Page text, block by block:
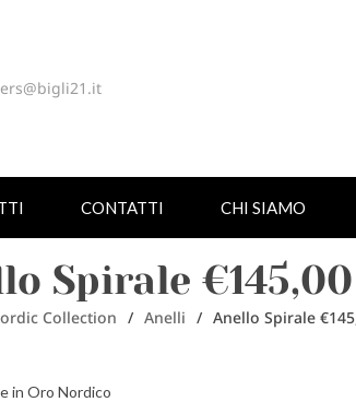
CONTATTI CHI SIAMO
Spirale €145,00
Collection / Anelli / Anello Spirale
in Oro Nordico